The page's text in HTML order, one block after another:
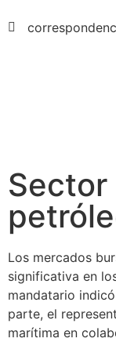
Los mercados
significativa en
mandatario
parte, el
marítima en